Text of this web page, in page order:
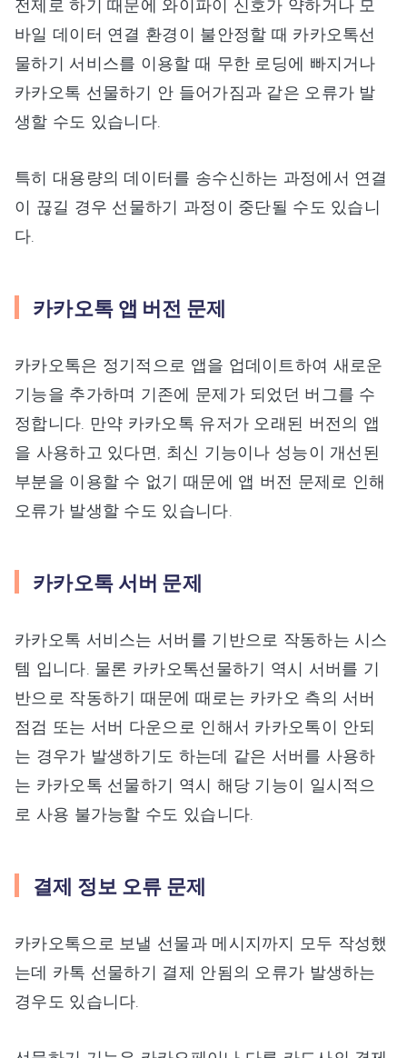
전제로 하기 때문에 와이파이 신호가 약하거나 모
바일 데이터 연결 환경이 불안정할 때 카카오톡선
물하기 서비스를 이용할 때 무한 로딩에 빠지거나
카카오톡 선물하기 안 들어가짐과 같은 오류가 발
생할 수도 있습니다.
특히 대용량의 데이터를 송수신하는 과정에서 연결
이 끊길 경우 선물하기 과정이 중단될 수도 있습니
다.
카카오톡 앱 버전 문제
카카오톡은 정기적으로 앱을 업데이트하여 새로운
기능을 추가하며 기존에 문제가 되었던 버그를 수
정합니다. 만약 카카오톡 유저가 오래된 버전의 앱
을 사용하고 있다면, 최신 기능이나 성능이 개선된
부분을 이용할 수 없기 때문에 앱 버전 문제로 인해
오류가 발생할 수도 있습니다.
카카오톡 서버 문제
카카오톡 서비스는 서버를 기반으로 작동하는 시스
템 입니다. 물론 카카오톡선물하기 역시 서버를 기
반으로 작동하기 때문에 때로는 카카오 측의 서버
점검 또는 서버 다운으로 인해서 카카오톡이 안되
는 경우가 발생하기도 하는데 같은 서버를 사용하
는 카카오톡 선물하기 역시 해당 기능이 일시적으
로 사용 불가능할 수도 있습니다.
결제 정보 오류 문제
카카오톡으로 보낼 선물과 메시지까지 모두 작성했
는데 카톡 선물하기 결제 안됨의 오류가 발생하는
경우도 있습니다.